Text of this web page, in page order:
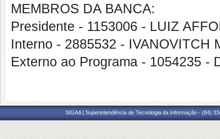
MEMBROS DA BANCA:
Presidente - 1153006 - LUIZ
Interno - 2885532 - IVANOVITCH
Externo ao Programa - 1054235 -
SIGAA | Superintendência de Tecnologia da Informação - (84)